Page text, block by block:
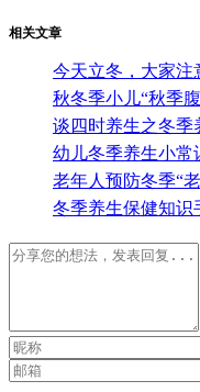
相关文章
今天立冬，大家注
秋冬季小儿“秋季
谈四时养生之冬季
幼儿冬季养生小常
老年人预防冬季“
冬季养生保健知识